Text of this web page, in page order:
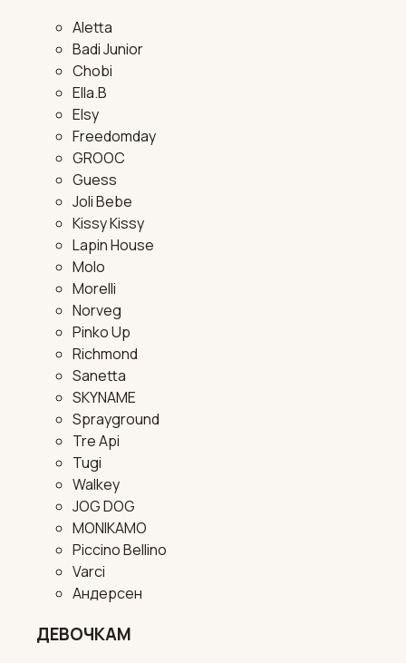
Aletta
Badi Junior
Chobi
Ella.B
Elsy
Freedomday
GROOC
Guess
Joli Bebe
Kissy Kissy
Lapin House
Molo
Morelli
Norveg
Pinko Up
Richmond
Sanetta
SKYNAME
Sprayground
Tre Api
Tugi
Walkey
JOG DOG
MONIKAMO
Piccino Bellino
Varci
Андерсен
ДЕВОЧКАМ